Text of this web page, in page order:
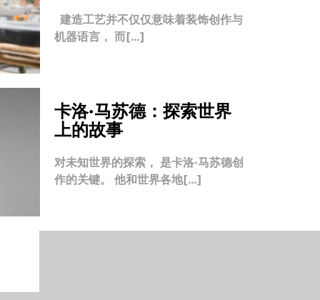
建造工艺并不仅仅意味着装饰创作与
机器语言， 而[…]
卡洛·马苏德：探索世界
上的故事
对未知世界的探索， 是卡洛·马苏德创
作的关键。 他和世界各地[…]